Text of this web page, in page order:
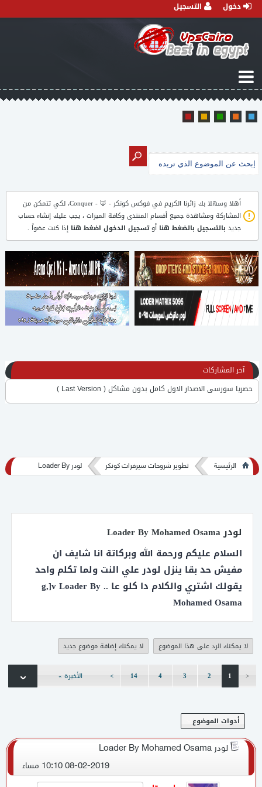
دخول التسجيل
أهلا وسهلا بك زائرنا الكريم فيفوكس كونكر - 🦊 - Conquer
، لكي تتمكن من
المشاركة ومشاهدة جميع أقسام المنتدى وكافة الميزات ، يجب عليك إنشاء حساب
جديد بالتسجيل بالضغط هنا أوتسجيل الدخول اضغط هنا إذا كنت عضواً .
آخر المشاركات
حصريا سورسى الاصدار الاول كامل بدون مشاكل ( Last Version )
سورس فكسد 2 دي
برنامج KingOfPrograms يشمل برامج عمل سيرفر والتعديل by Mr.Monk
شرح عمل سيرفر كونكر تهيس على هماشي لجهازك الشخصي للعلم الشرح
قديم
مكتبة الكلينتات ال2دى وال3دي والكلاسيك
الرئيسية تطوير شروحات سيرفرات كونكر
لودر Loader By
لودر Loader By Mohamed Osama
السلام عليكم ورحمة الله وبركاتة انا شايف ان
مفيش حد بقا ينزل لودر علي النت ولما تكلم واحد
يقولك اشتري والكلام دا كلو عا .. g,]v Loader By
Mohamed Osama
لا يمكنك الرد على هذا الموضوع لا يمكنك إضافة موضوع جديد
<
1
2
3
4
14
> الأخيرة »
أدوات الموضوع
لودر Loader By Mohamed Osama
08-02-2019 10:10 مساء